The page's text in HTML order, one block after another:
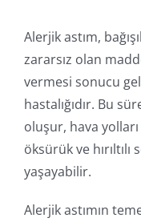
Alerjik astım,
zararsız olan
vermesi sonucu
hastalığıdır. Bu
oluşur, hava yolları
öksürük ve
yaşayabilir.
Alerjik astımın